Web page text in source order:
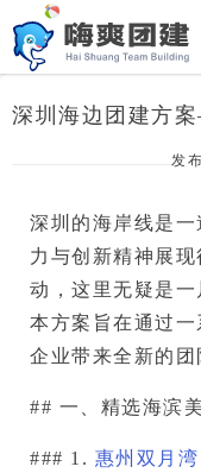
深圳海边团建方
发
深圳的海岸线是
力与创新精神展
动，这里无疑是一
本方案旨在通过
企业带来全新的团
## 一、精选海滨
### 1. 惠州双月湾